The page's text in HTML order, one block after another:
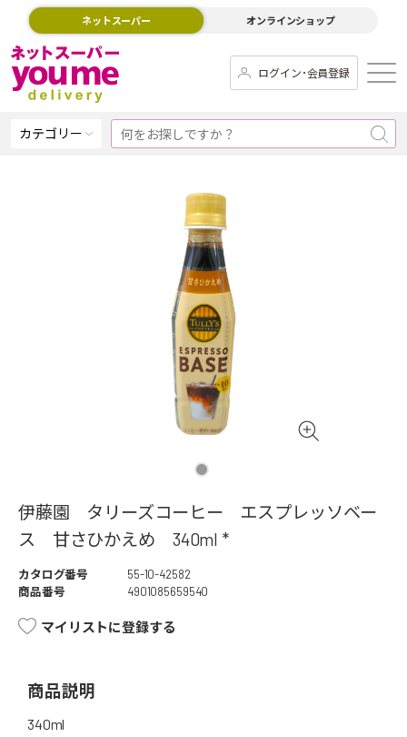
ネットスーパー オンラインショップ
ログイン･会員登録
カテゴリー
伊藤園 タリーズコーヒー エスプレッソベー
ス 甘さひかえめ 340ml *
カタログ番号
55-10-42582
商品番号
4901085659540
マイリストに登録する
商品説明
340ml